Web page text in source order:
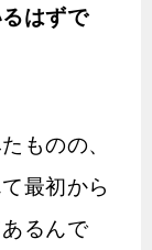
はずで
ものの、
最初から
るんで